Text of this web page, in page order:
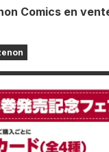
Comics en